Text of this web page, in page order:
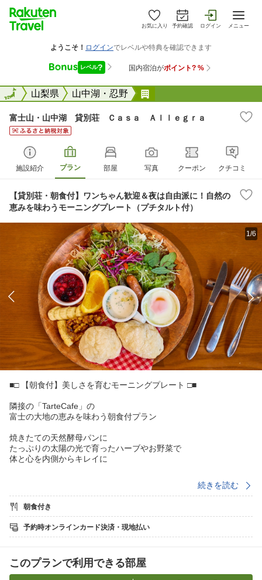
お気に入り 予約確認 ログイン メニュー
全国山梨県 山中湖・忍野
全国
富士山・山中湖 貸別荘 Ｃａｓａ Ａｌｌｅｇｒａ
施設紹介 プラン 部屋 写真 クーポン クチコミ
【貸別荘・朝食付】ワンちゃん歓迎＆夜は自由派に！自然の
恵みを味わうモーニングプレート（プチタルト付）
1/6
■□ 【朝食付】美しさを育むモーニングプレート □■
隣接の「TarteCafe」の
富士の大地の恵みを味わう朝食付プラン
焼きたての天然酵母パンに
たっぷりの太陽の光で育ったハーブやお野菜で
体と心を内側からキレイに
キッチンでお料理するのもオススメです
■ 愛犬と過ごす休日 ■
……………………………
□1頭1泊につき別途
小型犬2000円、中型犬2500円、大型犬3000円
続きを読む
朝食付き
予約時オンラインカード決済・現地払い
このプランで利用できる部屋